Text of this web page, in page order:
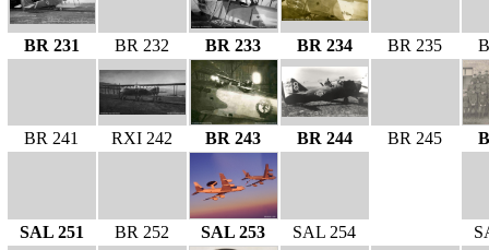
BR 231 BR 232 BR 233 BR 234 BR 235
BR 241 RXI 242 BR 243 BR 244 BR 245
SAL 251 BR 252 SAL 253 SAL 254